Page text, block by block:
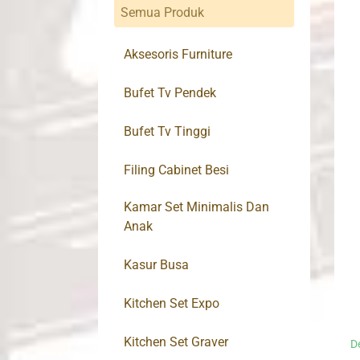
Semua Produk
Aksesoris Furniture
Bufet Tv Pendek
Bufet Tv Tinggi
Filing Cabinet Besi
Kamar Set Minimalis Dan
Anak
Kasur Busa
Kitchen Set Expo
Kitchen Set Graver